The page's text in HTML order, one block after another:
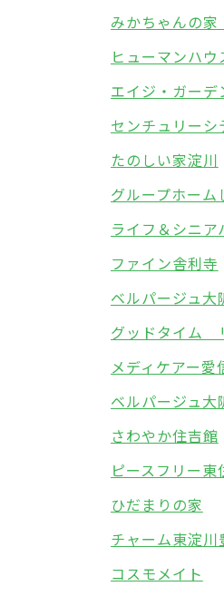
みかちゃんの
ヒューマンハウ
エイジ・ガーデ
センチュリーシ
たのしい家淀川
グループホーム
ライフ＆シニア
ファイン舎利寺
ベルパージュ大
グッドタイム
メディケアー愛
ベルパージュ大
さわやか住吉館
ピースフリー東
ひだまりの家
チャーム東淀川
コスモメイト